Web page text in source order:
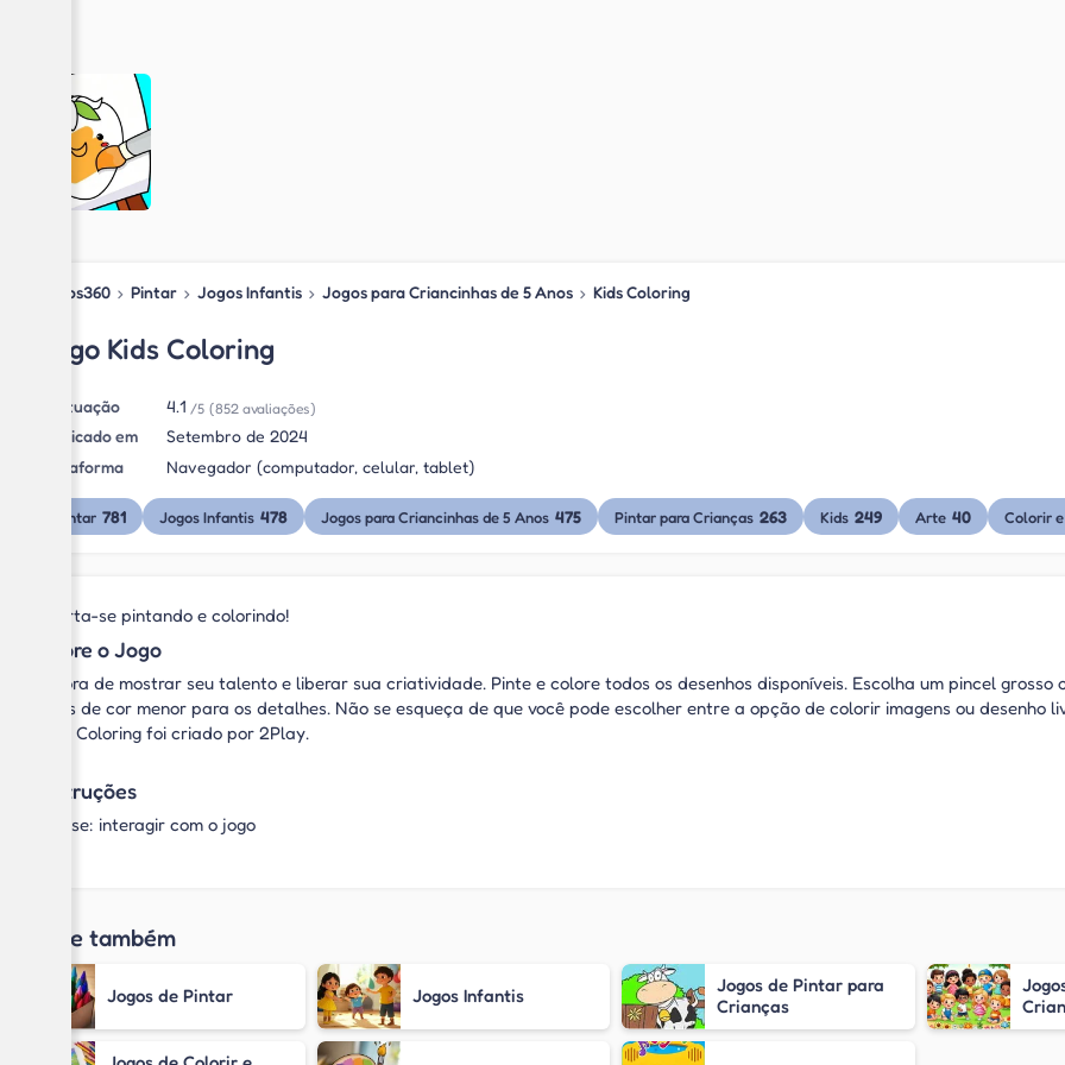
Jogos360 › Pintar › Jogos Infantis › Jogos para Criancinhas de 5 Anos › Kids Coloring
Jogo Kids Coloring
Pontuação 4.1 /5 (852 avaliações)
Publicado em
Setembro de 2024
Plataforma
Navegador (computador, celular, tablet)
Pintar 781 Jogos Infantis 478 Jogos para Criancinhas de 5 Anos 475 Pintar para Crianças 263 Kids 249 Arte 40 Colorir
Divirta-se pintando e colorindo!
Sobre o Jogo
É hora de mostrar seu talento e liberar sua criatividade. Pinte e colore todos os desenhos disponíveis. Escolha um pincel grosso
lápis de cor menor para os detalhes. Não se esqueça de que você pode escolher entre a opção de colorir imagens ou desenho
Kids Coloring foi criado por 2Play.
Instruções
Mouse: interagir com o jogo
Jogue também
Jogos de Pintar Jogos Infantis
Jogos de Pintar para
Crianças